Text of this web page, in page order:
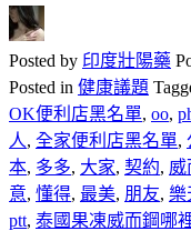
Posted by 印度壯陽藥
Posted in 健康議題
OK便利店黑名單, oo,
人, 全家便利店黑名單,
本, 多多, 大家, 契約, 威
意, 懂得, 最美, 朋友, 樂
ptt, 泰國果凍威而鋼哪